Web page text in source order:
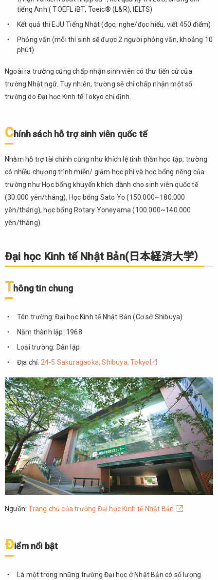
Điều
kiện
tuyển
3.7.
Chính
sách
viên
tế
4.
Đại
học
Công
nghệ
Tokyo
大学)
tin
4.2.
Điểm
bật
4.3.
Cơ sở
vật
chất
4.4.
Chương
trình
đạo tạo
bậc đại
học
4.5.
Học
tuyển
4.7.
tiếng Anh ( TOEFL iBT, Toeic® (L&R), IELTS)
Kết quả thi EJU Tiếng Nhật (đọc, nghe/đọc hiểu, viết 450 điểm)
Phỏng vấn (mỗi thí sinh sẽ được 2 người phỏng vấn, khoảng 10
phút)
Ngoài ra trường cũng chấp nhận sinh viên có thư tiến cử của
trường Nhật ngữ. Tuy nhiên, trường sẽ chỉ chấp nhận một số
trường do Đại học Kinh tế Tokyo chỉ định.
Chính sách hỗtrợsinh viên quốc tế
Nhằm hỗ trợ tài chính cũng như khích lệ tinh thần học tập, trường
có nhiều chương trình miễn/ giảm học phí và học bổng riêng của
trường như Học bổng khuyến khích dành cho sinh viên quốc tế
(30.000 yên/tháng), Học bổng Sato Yo (150.000~180.000
yên/tháng), học bổng Rotary Yoneyama (100.000~140.000
yên/tháng).
Đại học Kinh tế Nhật Bản(日本経済大学）
Thông tin chung
Tên trường: Đại học Kinh tế Nhật Bản (Cơ sở Shibuya)
Năm thành lập: 1968
Loại trường: Dân lập
Địa chỉ: 24-5 Sakuragaoka, Shibuya, Tokyo
Nguồn:Trang chủ của trường Đại học Kinh tế Nhật Bản
Điểm nổi bật
Là một trong những trường Đại học ở Nhật Bản có số lượng